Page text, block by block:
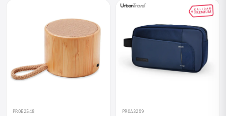
PROE2548 PROA3299